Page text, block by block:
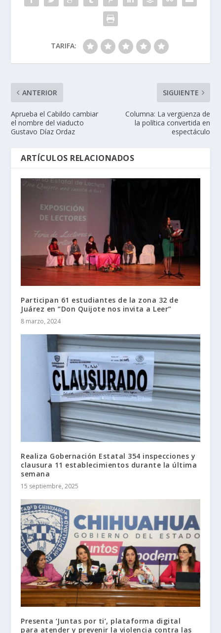
TARIFA:
ANTERIOR
Aprueba el Cabildo cambiar
el nombre del viaducto
Gustavo Díaz Ordaz
SIGUIENTE
Columna: La vergüenza de
la política convertida en
espectáculo
ARTÍCULOS RELACIONADOS
Participan 61 estudiantes de la zona 32 de
Juárez en “Don Quijote nos invita a Leer”
8 marzo, 2024
Realiza Gobernación Estatal 354 inspecciones y
clausura 11 establecimientos durante la última
semana
15 septiembre, 2025
Presenta ‘Juntas por ti’, plataforma digital
para atender y prevenir la violencia contra las